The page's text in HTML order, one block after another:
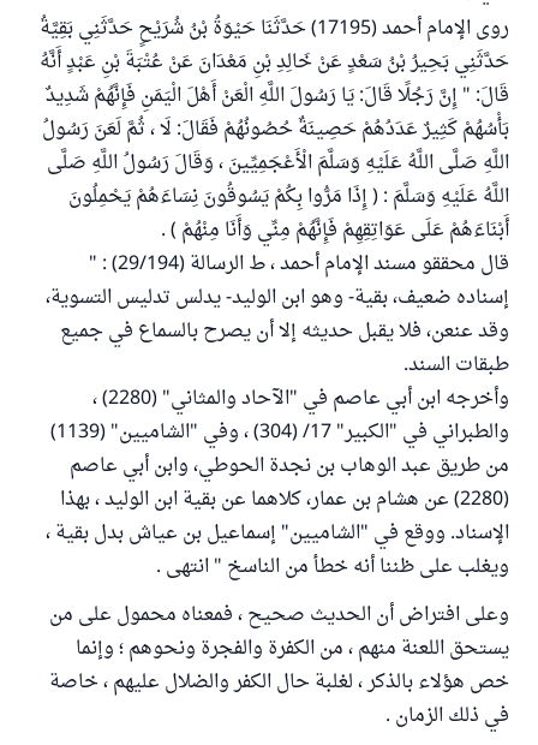
روى الإمام أحمد (17195) حَدَّثَنَا حَيْوَةُ بْنُ شُرَيْحٍ حَدَّثَنِي بَقِيَّةُ
حَدَّثَنِي بَحِيرُ بْنُ سَعْدٍ عَنْ خَالِدِ بْنِ مَعْدَانَ عَنْ عُتْبَةَ بْنِ عَبْدٍ أَنَّهُ
قَالَ: " إِنَّ رَجُلًا قَالَ: يَا رَسُولَ اللَّهِ الْعَنْ أَهْلَ الْيَمَنِ فَإِنَّهُمْ شَدِيدٌ
بَأْسُهُمْ كَثِيرٌ عَدَدُهُمْ حَصِينَةٌ حُصُونُهُمْ فَقَالَ: لَا ، ثُمَّ لَعَنَ رَسُولُ
اللَّهِ صَلَّى اللَّهُ عَلَيْهِ وَسَلَّمَ الْأَعْجَمِيِّينَ ، وَقَالَ رَسُولُ اللَّهِ صَلَّى
اللَّهُ عَلَيْهِ وَسَلَّمَ : ( إِذَا مَرُّوا بِكُمْ يَسُوقُونَ نِسَاءَهُمْ يَحْمِلُونَ
أَبْنَاءَهُمْ عَلَى عَوَاتِقِهِمْ فَإِنَّهُمْ مِنِّي وَأَنَا مِنْهُمْ ) .
قال محققو مسند الإمام أحمد ، ط الرسالة (29/194) : "
إسناده ضعيف، بقية- وهو ابن الوليد- يدلس تدليس التسوية،
وقد عنعن، فلا يقبل حديثه إلا أن يصرح بالسماع في جميع
طبقات السند.
وأخرجه ابن أبي عاصم في "الآحاد والمثاني" (2280) ،
والطبراني في "الكبير" 17/ (304) ، وفي "الشاميين" (1139)
من طريق عبد الوهاب بن نجدة الحوطي، وابن أبي عاصم
(2280) عن هشام بن عمار، كلاهما عن بقية ابن الوليد ، بهذا
الإسناد. ووقع في "الشاميين" إسماعيل بن عياش بدل بقية ،
ويغلب على ظننا أنه خطأ من الناسخ " انتهى .
وعلى افتراض أن الحديث صحيح ، فمعناه محمول على من
يستحق اللعنة منهم ، من الكفرة والفجرة ونحوهم ؛ وإنما
خص هؤلاء بالذكر ، لغلبة حال الكفر والضلال عليهم ، خاصة
في ذلك الزمان .